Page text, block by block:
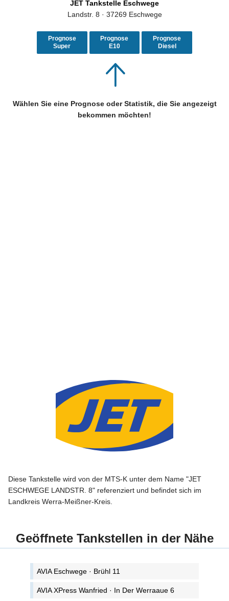
JET Tankstelle Eschwege
Landstr. 8 · 37269 Eschwege
Prognose
Super
Prognose
E10
Prognose
Diesel
Wählen Sie eine Prognose oder Statistik, die Sie angezeigt
bekommen möchten!
Diese Tankstelle wird von der MTS-K unter dem Name "JET
ESCHWEGE LANDSTR. 8" referenziert und befindet sich im
Landkreis Werra-Meißner-Kreis.
Geöffnete Tankstellen in der Nähe
AVIA Eschwege · Brühl 11
AVIA XPress Wanfried · In Der Werraaue 6